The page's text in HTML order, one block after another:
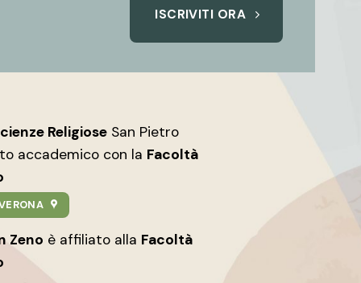
ISCRIVITI ORA
Religiose San Pietro
accademico con la Facoltà
Zeno è affiliato alla Facoltà